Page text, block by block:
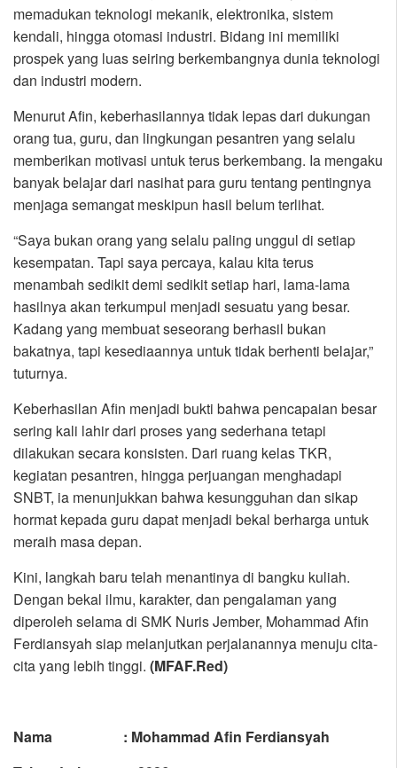
memadukan teknologi mekanik, elektronika, sistem
kendali, hingga otomasi industri. Bidang ini memiliki
prospek yang luas seiring berkembangnya dunia teknologi
dan industri modern.
Menurut Afin, keberhasilannya tidak lepas dari dukungan
orang tua, guru, dan lingkungan pesantren yang selalu
memberikan motivasi untuk terus berkembang. Ia mengaku
banyak belajar dari nasihat para guru tentang pentingnya
menjaga semangat meskipun hasil belum terlihat.
“Saya bukan orang yang selalu paling unggul di setiap
kesempatan. Tapi saya percaya, kalau kita terus
menambah sedikit demi sedikit setiap hari, lama-lama
hasilnya akan terkumpul menjadi sesuatu yang besar.
Kadang yang membuat seseorang berhasil bukan
bakatnya, tapi kesediaannya untuk tidak berhenti belajar,”
tuturnya.
Keberhasilan Afin menjadi bukti bahwa pencapaian besar
sering kali lahir dari proses yang sederhana tetapi
dilakukan secara konsisten. Dari ruang kelas TKR,
kegiatan pesantren, hingga perjuangan menghadapi
SNBT, ia menunjukkan bahwa kesungguhan dan sikap
hormat kepada guru dapat menjadi bekal berharga untuk
meraih masa depan.
Kini, langkah baru telah menantinya di bangku kuliah.
Dengan bekal ilmu, karakter, dan pengalaman yang
diperoleh selama di SMK Nuris Jember, Mohammad Afin
Ferdiansyah siap melanjutkan perjalanannya menuju cita-
cita yang lebih tinggi. (MFAF.Red)
Nama : Mohammad Afin Ferdiansyah